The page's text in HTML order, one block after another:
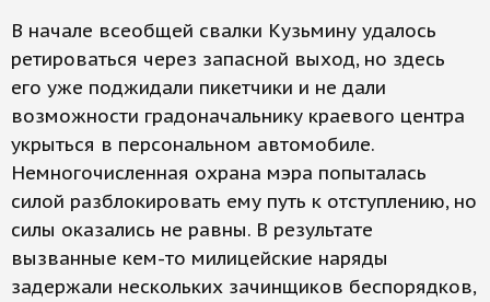
В начале всеобщей свалки Кузьмину удалось
ретироваться через запасной выход, но здесь
его уже поджидали пикетчики и не дали
возможности градоначальнику краевого центра
укрыться в персональном автомобиле.
Немногочисленная охрана мэра попыталась
силой разблокировать ему путь к отступлению, но
силы оказались не равны. В результате
вызванные кем-то милицейские наряды
задержали нескольких зачинщиков беспорядков,